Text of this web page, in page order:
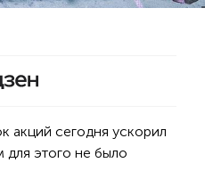
акций сегодня ускорил
для этого не было